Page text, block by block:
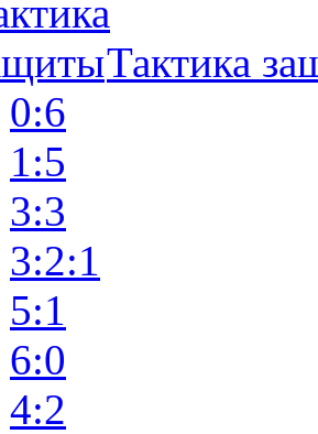
Тактика
0:6
1:5
3:3
3:2:1
5:1
6:0
4:2